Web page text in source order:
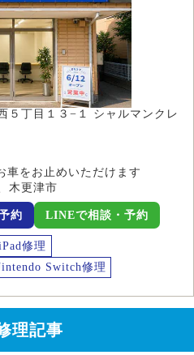
５丁目１３−１ シャルマンクレ
をお止めいただけます
木更津市
約 LINEで相談・予約
修理
Switch修理
理記事